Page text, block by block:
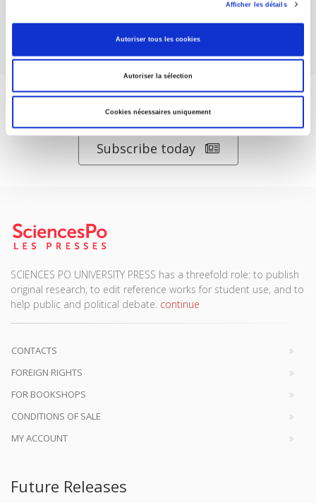
Afficher les détails
Autoriser tous les cookies
Autoriser la sélection
Cookies nécessaires uniquement
DISCOVER OUR JOURNALS
Subscribe today
SCIENCES PO UNIVERSITY PRESS has a threefold role: to publish
original research, to edit reference works for student use, and to
help public and political debate. continue
CONTACTS
FOREIGN RIGHTS
FOR BOOKSHOPS
CONDITIONS OF SALE
MY ACCOUNT
Future Releases